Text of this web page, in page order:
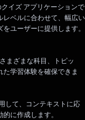
イズ アプリケーションで
レベルに合わせて、幅広い
ユーザーに提供します。
まざまな科目、トピッ
学習体験を確保できま
して、コンテキストに応
に作成します。